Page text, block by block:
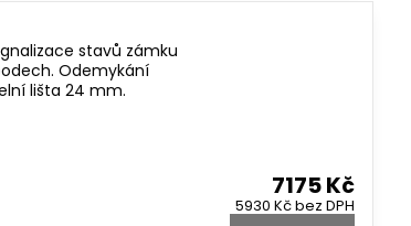
stavů zámku
Odemykání
lišta 24 mm.
7175 Kč
5930 Kčbez DPH